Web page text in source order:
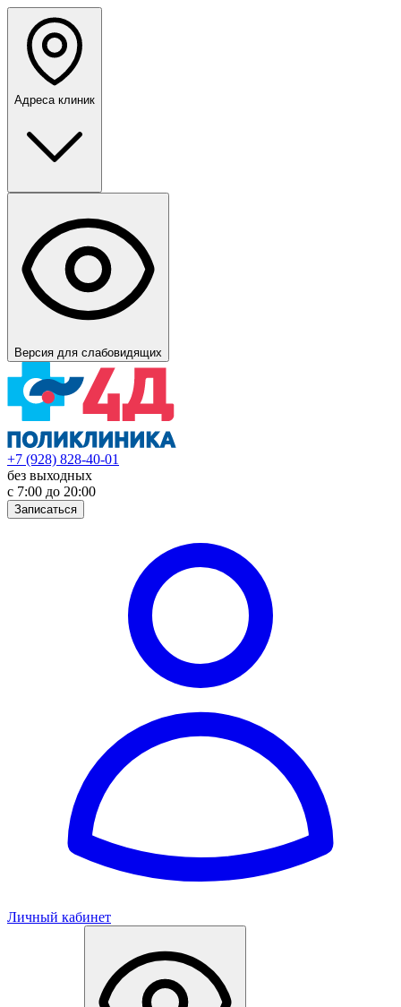
Адреса клиник
Версия для слабовидящих
+7 (928) 828-40-01
без выходных
с 7:00 до 20:00
Записаться
Личный кабинет